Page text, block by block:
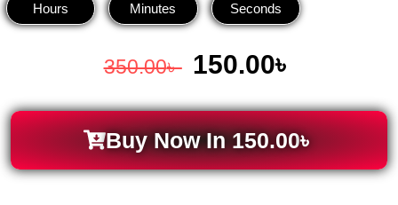
Hours Minutes Seconds
350.00৳ 150.00৳
Buy Now In150.00৳